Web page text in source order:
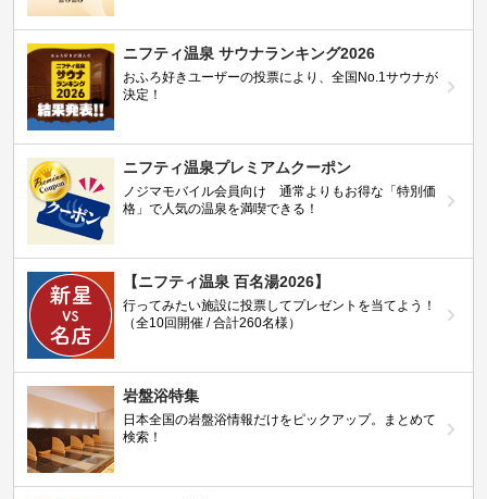
ニフティ温泉 サウナランキング2026
おふろ好きユーザーの投票により、全国No.1サウナが
決定！
ニフティ温泉プレミアムクーポン
ノジマモバイル会員向け 通常よりもお得な「特別価
格」で人気の温泉を満喫できる！
【ニフティ温泉 百名湯2026】
行ってみたい施設に投票してプレゼントを当てよう！
（全10回開催 / 合計260名様）
岩盤浴特集
日本全国の岩盤浴情報だけをピックアップ。まとめて
検索！